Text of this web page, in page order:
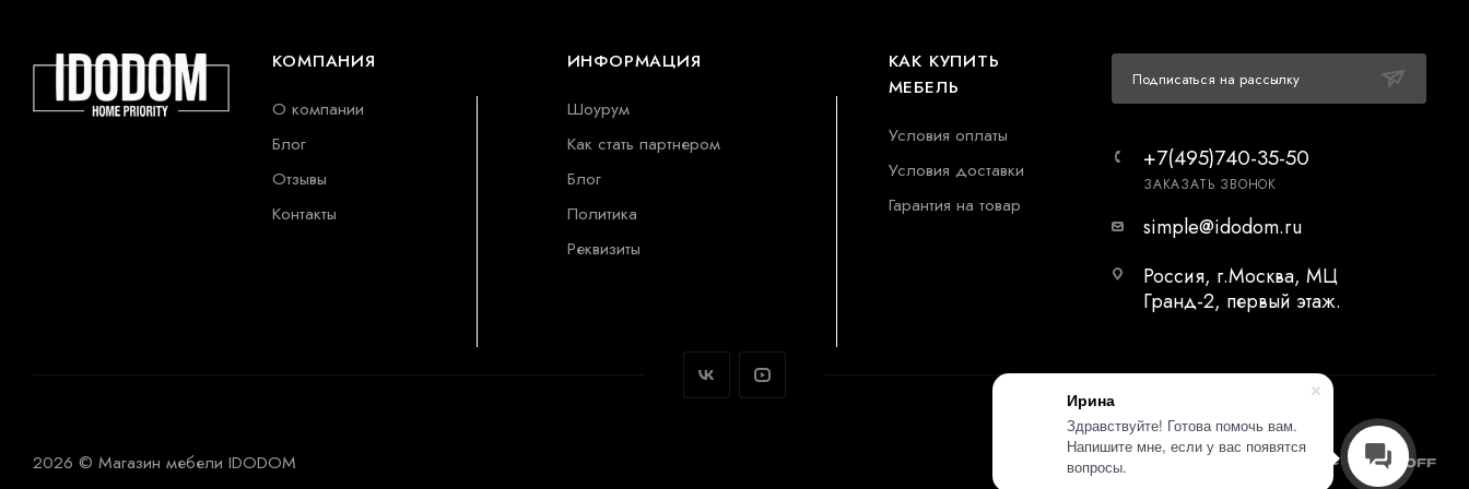
Ирина
Здравствуйте! Готова помочь вам.
Напишите мне, если у вас появятся
вопросы.
КОМПАНИЯ
О компании
Блог
Отзывы
Контакты
ИНФОРМАЦИЯ
Шоурум
Как стать партнером
Блог
Политика
Реквизиты
КАК КУПИТЬ
МЕБЕЛЬ
Условия оплаты
Условия доставки
Гарантия на товар
Подписаться на рассылку
+7(495)740-35-50
ЗАКАЗАТЬ ЗВОНОК
simple@idodom.ru
Россия, г.Москва, МЦ
Гранд-2, первый этаж.
2026 © Магазин мебели IDODOM